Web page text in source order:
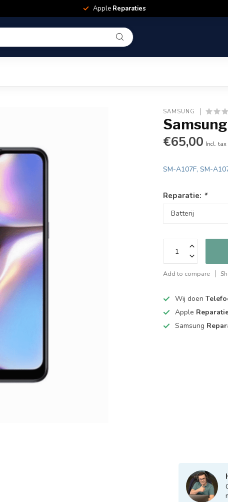
Apple Reparaties
SAMSUNG
€65,00 Incl. tax
SM-A107F, SM-
Reparatie: *
Add to compare
Wij doen
Apple
Samsung